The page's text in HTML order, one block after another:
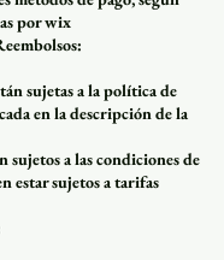
por wix
sujetas a la política de
en la descripción de la
sujetos a las condiciones de
estar sujetos a tarifas